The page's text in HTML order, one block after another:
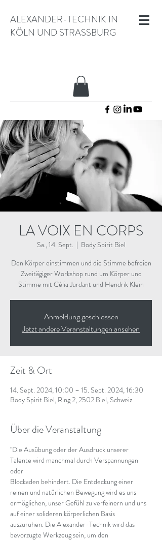
ALEXANDER-TECHNIK IN
KÖLN UND STRASSBURG
LA VOIX EN CORPS
Sa., 14. Sept.
  |
Body Spirit Biel
Den Körper einstimmen und die Stimme befreien
Zweitägiger Workshop rund um Körper und
Stimme mit Célia Jurdant und Hendrik Klein
Anmeldung geschlossen
Jetzt andere Veranstaltungen ansehen
Zeit & Ort
14. Sept. 2024, 10:00 – 15. Sept. 2024, 16:30
Body Spirit Biel, Ring 2, 2502 Biel, Schweiz
Über die Veranstaltung
"Die Ausübung oder der Ausdruck unserer
Talente wird manchmal durch Verspannungen
oder
Blockaden behindert. Die Entdeckung einer
reinen und natürlichen Bewegung wird es uns
ermöglichen, unser Gefühl zu verfeinern und uns
auf einer solideren körperlichen Basis
auszuruhen. Die Alexander-Technik wird das
bevorzugte Werkzeug sein, um den